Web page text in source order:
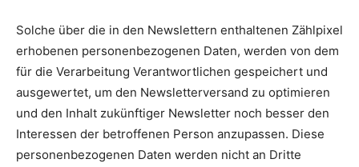
Solche über die in den Newslettern enthaltenen Zählpixel
erhobenen personenbezogenen Daten, werden von dem
für die Verarbeitung Verantwortlichen gespeichert und
ausgewertet, um den Newsletterversand zu optimieren
und den Inhalt zukünftiger Newsletter noch besser den
Interessen der betroffenen Person anzupassen. Diese
personenbezogenen Daten werden nicht an Dritte